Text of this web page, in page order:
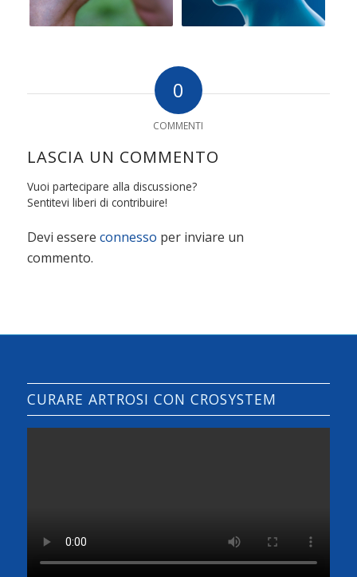
0
COMMENTI
LASCIA UN COMMENTO
Vuoi partecipare alla discussione?
Sentitevi liberi di contribuire!
Devi essere connesso per inviare un
commento.
CURARE ARTROSI CON CROSYSTEM